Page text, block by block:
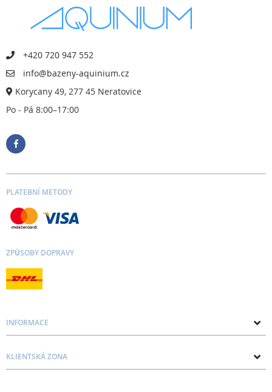
+420 720 947 552
info@bazeny-aquinium.cz
Korycany 49, 277 45 Neratovice
Po - Pá 8:00–17:00
PLATEBNÍ METODY
ZPŮSOBY DOPRAVY
INFORMACE
Kontakt
KLIENTSKÁ ZONA